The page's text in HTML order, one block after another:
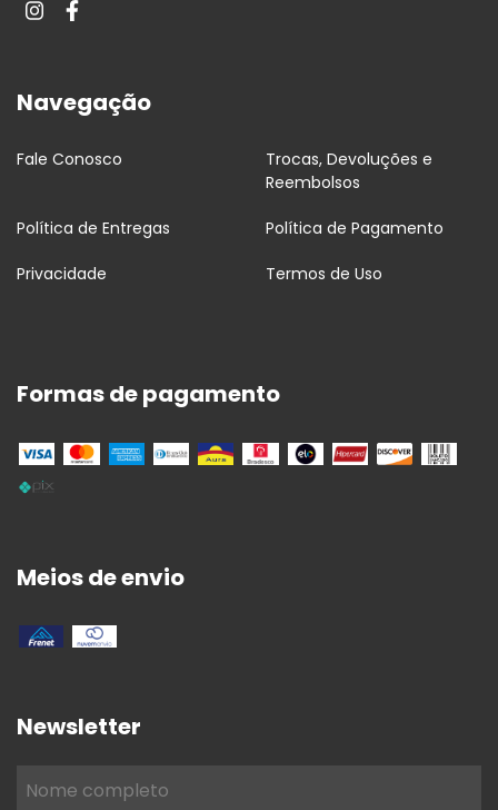
Navegação
Fale Conosco
Trocas, Devoluções e
Reembolsos
Política de Entregas Política de Pagamento
Privacidade Termos de Uso
Formas de pagamento
Meios de envio
Newsletter